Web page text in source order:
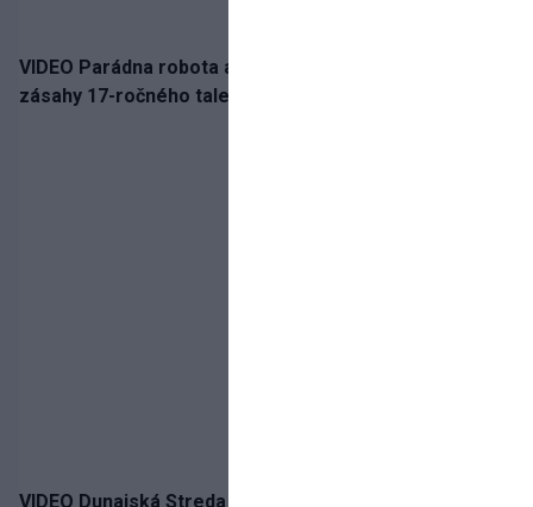
VIDEO Parádna robota a gól v oslabení! Pozrite si oba
zásahy 17-ročného talentu Rychlíka proti USA
VIDEO Dunajská Streda si narobila v Holandsku